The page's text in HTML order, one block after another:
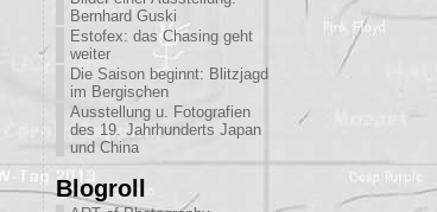
Bernhard Guski
Estofex: das Chasing geht
weiter
Die Saison beginnt: Blitzjagd
im Bergischen
Ausstellung u. Fotografien
des 19. Jahrhunderts Japan
und China
Blogroll